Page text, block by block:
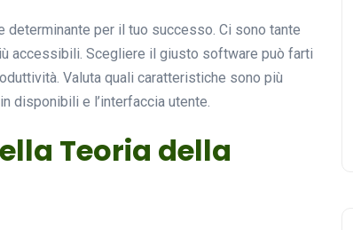
determinante per il tuo successo. Ci sono tante
accessibili. Scegliere il giusto software può farti
Valuta quali caratteristiche sono più
disponibili e l’interfaccia utente.
Teoria della
approccio innovativo per la
cura dei disturbi del sonno
18 Febbraio 2025